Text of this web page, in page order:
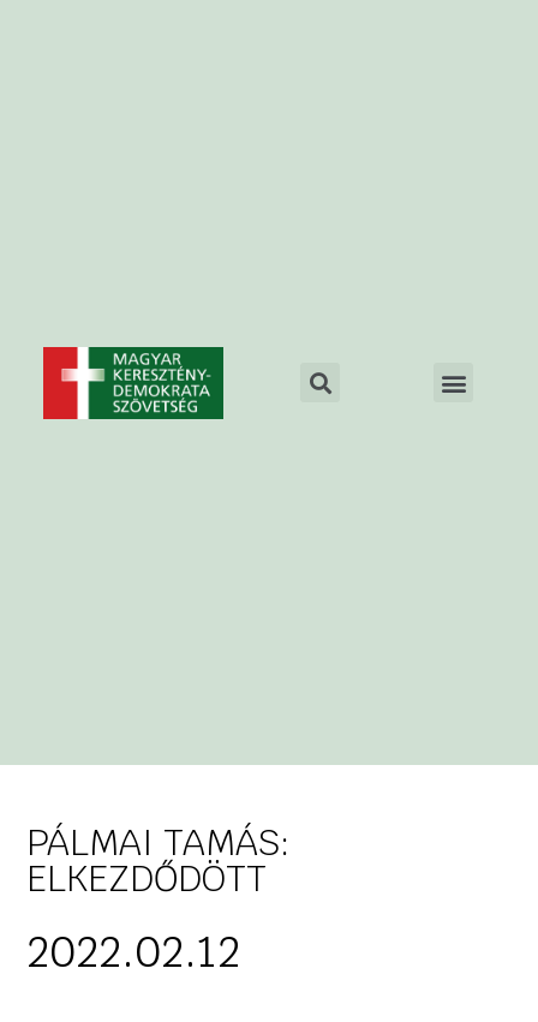
PÁLMAI TAMÁS:
ELKEZDŐDÖTT
2022.02.12